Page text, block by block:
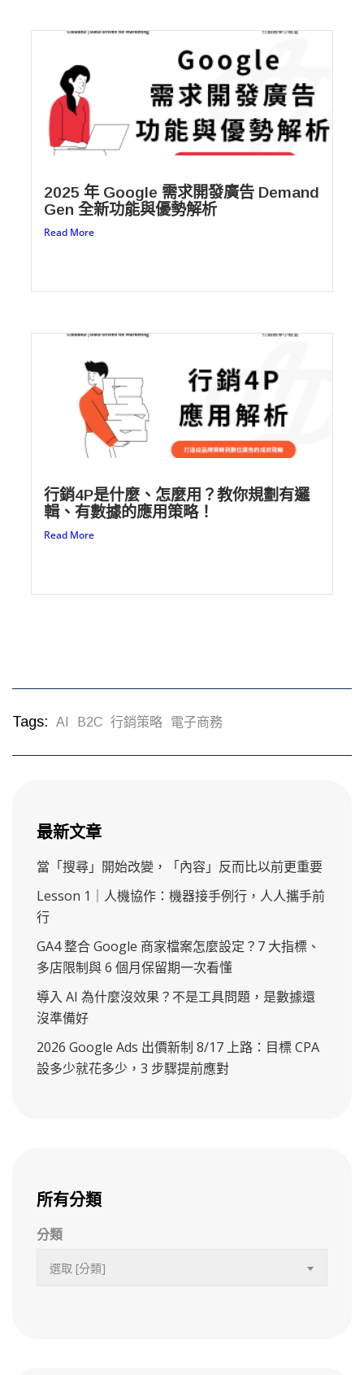
2025 年 Google 需求開發廣告 Demand
Gen 全新功能與優勢解析
Read More
行銷4P是什麼、怎麼用？教你規劃有邏
輯、有數據的應用策略！
Read More
Tags: AI B2C 行銷策略 電子商務
最新文章
當「搜尋」開始改變，「內容」反而比以前更重要
Lesson 1｜人機協作：機器接手例行，人人攜手前
行
GA4 整合 Google 商家檔案怎麼設定？7 大指標、
多店限制與 6 個月保留期一次看懂
導入 AI 為什麼沒效果？不是工具問題，是數據還
沒準備好
2026 Google Ads 出價新制 8/17 上路：目標 CPA
設多少就花多少，3 步驟提前應對
所有分類
分類
選取 [分類]